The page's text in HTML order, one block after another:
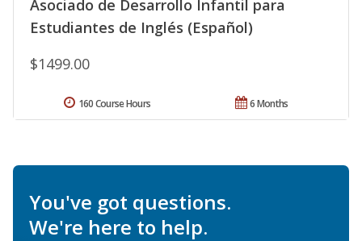
Asociado de Desarrollo Infantil para
Estudiantes de Inglés (Español)
$1499.00
6 Months
160 Course Hours
You've got questions.
We're here to help.